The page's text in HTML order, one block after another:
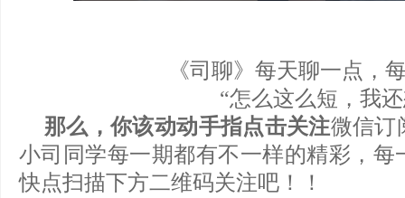
《司聊》每天聊一点，
“怎么这么短，我
那么，你该动动手指点击关注微信
小司同学每一期都有不一样的精彩，每
快点扫描下方二维码关注吧！！